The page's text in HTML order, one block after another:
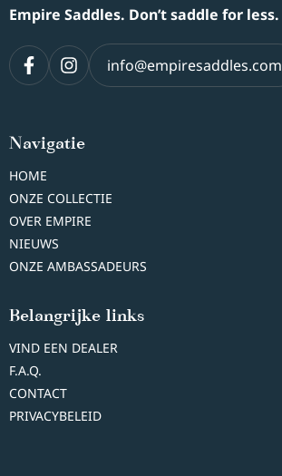
Empire Saddles. Don’t saddle for less.
info@empiresaddles.com
Navigatie
HOME
ONZE COLLECTIE
OVER EMPIRE
NIEUWS
ONZE AMBASSADEURS
Belangrijke links
VIND EEN DEALER
F.A.Q.
CONTACT
PRIVACYBELEID